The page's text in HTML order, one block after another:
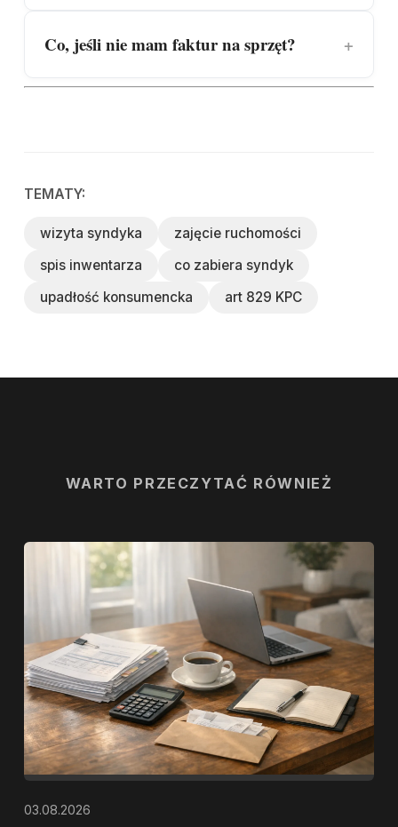
Co, jeśli nie mam faktur na sprzęt?
TEMATY:
wizyta syndyka
zajęcie ruchomości
spis inwentarza
co zabiera syndyk
upadłość konsumencka
art 829 KPC
WARTO PRZECZYTAĆ RÓWNIEŻ
03.08.2026